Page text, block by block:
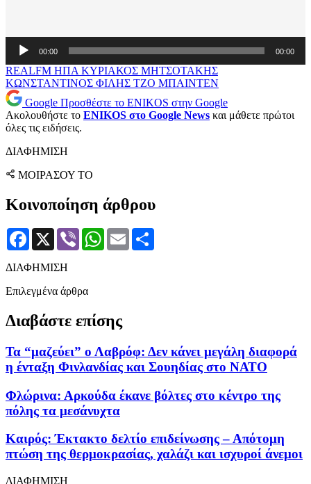
Πρόγραμμα
Αναπαραγωγής
Ήχου
00:00 00:00
REALFM ΗΠΑ ΚΥΡΙΑΚΟΣ ΜΗΤΣΟΤΑΚΗΣ
ΚΩΝΣΤΑΝΤΙΝΟΣ ΦΙΛΗΣ ΤΖΟ ΜΠΑΙΝΤΕΝ
Google Προσθέστε το ENIKOS στην Google
Ακολουθήστε το ENIKOS στο Google News και μάθετε πρώτοι
όλες τις ειδήσεις.
ΔΙΑΦΗΜΙΣΗ
ΜΟΙΡΑΣΟΥ ΤΟ
Κοινοποίηση άρθρου
Facebook
X Viber WhatsApp
Email
ΔΙΑΦΗΜΙΣΗ
Επιλεγμένα άρθρα
Διαβάστε επίσης
Τα “μαζεύει” ο Λαβρόφ: Δεν κάνει μεγάλη διαφορά
η ένταξη Φινλανδίας και Σουηδίας στο ΝΑΤΟ
Φλώρινα: Αρκούδα έκανε βόλτες στο κέντρο της
πόλης τα μεσάνυχτα
Καιρός: Έκτακτο δελτίο επιδείνωσης – Απότομη
πτώση της θερμοκρασίας, χαλάζι και ισχυροί άνεμοι
ΔΙΑΦΗΜΙΣΗ